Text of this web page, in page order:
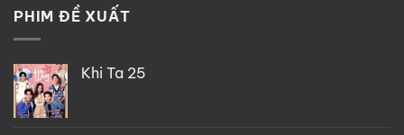
PHIM ĐỀ XUẤT
Khi Ta 25